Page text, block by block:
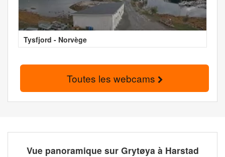
Tysfjord - Norvège
Toutes les webcams
Vue panoramique sur Grytøya à Harstad